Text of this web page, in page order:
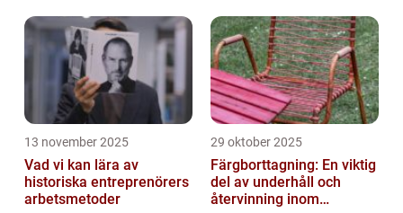
13 november 2025
Vad vi kan lära av
historiska entreprenörers
arbetsmetoder
29 oktober 2025
Färgborttagning: En viktig
del av underhåll och
återvinning inom